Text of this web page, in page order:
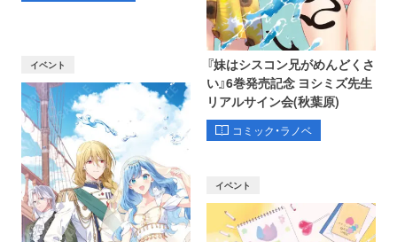
『妹はシスコン兄がめんどくさ
い』6巻発売記念 ヨシミズ先生
リアルサイン会(秋葉原)
コミック・ラノベ
イベント
イベント